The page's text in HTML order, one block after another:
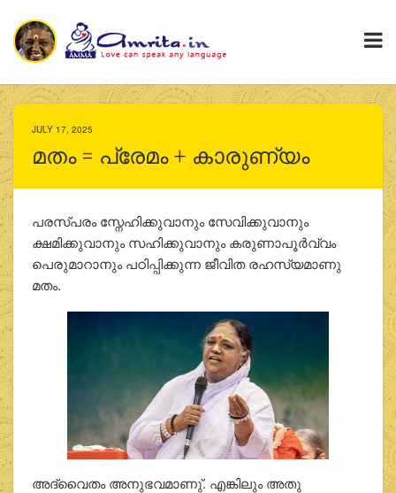
JULY 17, 2025
മതം = പ്രേമം + കാരുണ്യം
പരസ്പരം സ്നേഹിക്കുവാനും സേവിക്കുവാനും
ക്ഷമിക്കുവാനും സഹിക്കുവാനും കരുണാപൂര്‍വ്വം
പെരുമാറാനും പഠിപ്പിക്കുന്ന ജീവിത രഹസ്യമാണു
മതം.
അദ്വൈതം അനുഭവമാണു്. എങ്കിലും അതു